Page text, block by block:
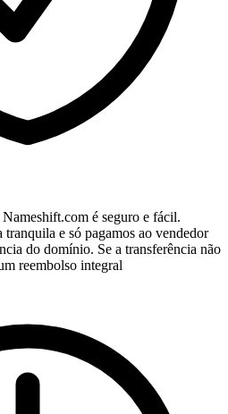
é seguro e fácil.
e só pagamos ao vendedor
do domínio. Se a transferência não
reembolso integral